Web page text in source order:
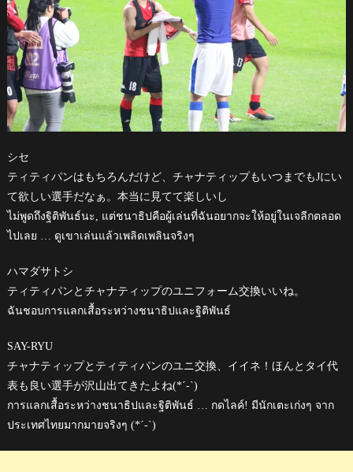
シセ
ティティパンはもちろんだけど、チャナティップもいつまでもJにい
て欲しい選手だなぁ。本当に見てて楽しいし
ไม่พูดถึงฐิติพันธ์นะ, แต่ชนาธิปคือผู้เล่นที่ฉันอยากจะให้อยู่ในเจลีกตลอด
ไปเลย … ดูเขาเล่นแล้วเพลิดเพลินจริงๆ
ハマダサトシ
ティティパンとチャナティップのユニフォーム交換いいね。
ฉันชอบการแลกเสื้อระหว่างชนาธิปและฐิติพันธ์
SAY-RYU
チャナティップとティティパンのユニ交換、イイネ！ほんとタイ代
表も良い選手が沢山出てきたよね(*´-`)
การแลกเสื้อระหว่างชนาธิปและฐิติพันธ์ … กดไลค์! มีนักเตะเก่งๆ จาก
ประเทศไทยมากมายจริงๆ (*´-`)